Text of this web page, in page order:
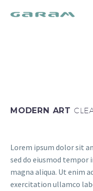
MODERN ART
Lorem ipsum dolor sit
sed do eiusmod
magna aliqua. Ut enim
exercitation ullamco